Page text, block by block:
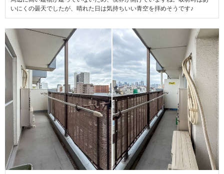
いにくの曇天でしたが、晴れた日は気持ちいい青空を拝めそうです♪